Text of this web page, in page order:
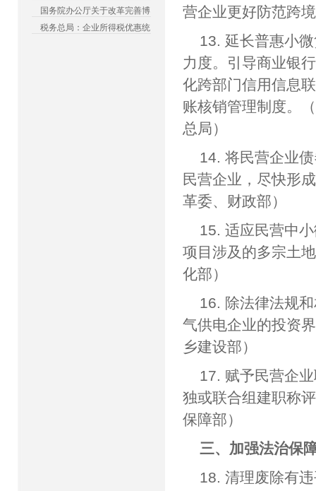
国务院办公厅关于改革完善博
税务总局：企业所得税优惠统
营企业更好防范跨
13. 延长普惠小
力度。引导商业银
化跨部门信用信息
账核销管理制度。
总局）
14. 将民营企业
民营企业，尽快形
革委、财政部）
15. 适应民营中
项目涉及的多宗土
化部）
16. 除法律法规
气供电企业的投资
乡建设部）
17. 赋予民营企
独或联合组建职称
保障部）
三、加强法治保
18. 清理废除有